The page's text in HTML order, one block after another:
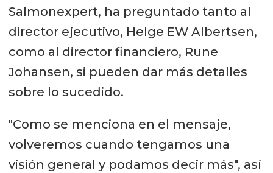
Salmonexpert, ha preguntado tanto al
director ejecutivo, Helge EW Albertsen,
como al director financiero, Rune
Johansen, si pueden dar más detalles
sobre lo sucedido.
"Como se menciona en el mensaje,
volveremos cuando tengamos una
visión general y podamos decir más", así